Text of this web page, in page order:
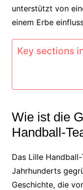
unterstützt von
einem Erbe
Key sections
Wie ist die
Handball-
Das Lille
Jahrhunderts
Geschichte, die